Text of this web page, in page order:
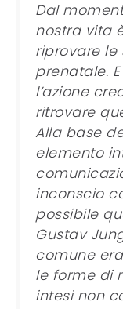
Dal
nostra vita
riprovare le
prenatale.
l’azione
ritrovare
Alla base
elemento
inconscio
possibile
Gustav
comune
le forme di
intesi non